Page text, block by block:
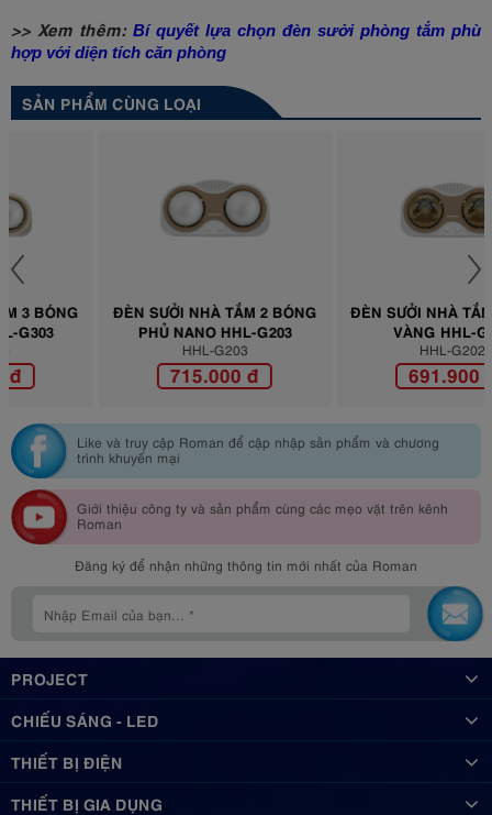
>> Xem thêm: Bí quyết lựa chọn đèn sưởi phòng tắm phù
hợp với diện tích căn phòng
SẢN PHẨM CÙNG LOẠI
ĐÈN SƯỞI NHÀ TẮM 2 BÓNG
PHỦ NANO HHL-G203
715.000 đ
ĐÈN SƯỞI NHÀ TẮM 2 BÓNG
VÀNG HHL-G202
691.900 đ
Like và truy cập Roman để cập nhập sản phẩm và chương
trình khuyến mại
Giới thiệu công ty và sản phẩm cùng các mẹo vặt trên kênh
Roman
Đăng ký để nhận những thông tin mới nhất của Roman
PROJECT
CHIẾU SÁNG - LED
THIẾT BỊ ĐIỆN
THIẾT BỊ GIA DỤNG